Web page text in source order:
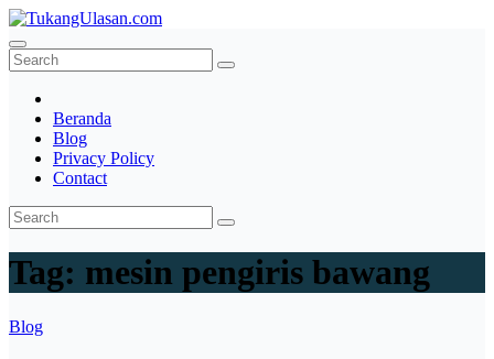
Skip
to
content
TukangUlasan.com
Baca Aja Dulu!
Beranda
Blog
Privacy Policy
Contact
Tag: mesin pengiris bawang
Blog